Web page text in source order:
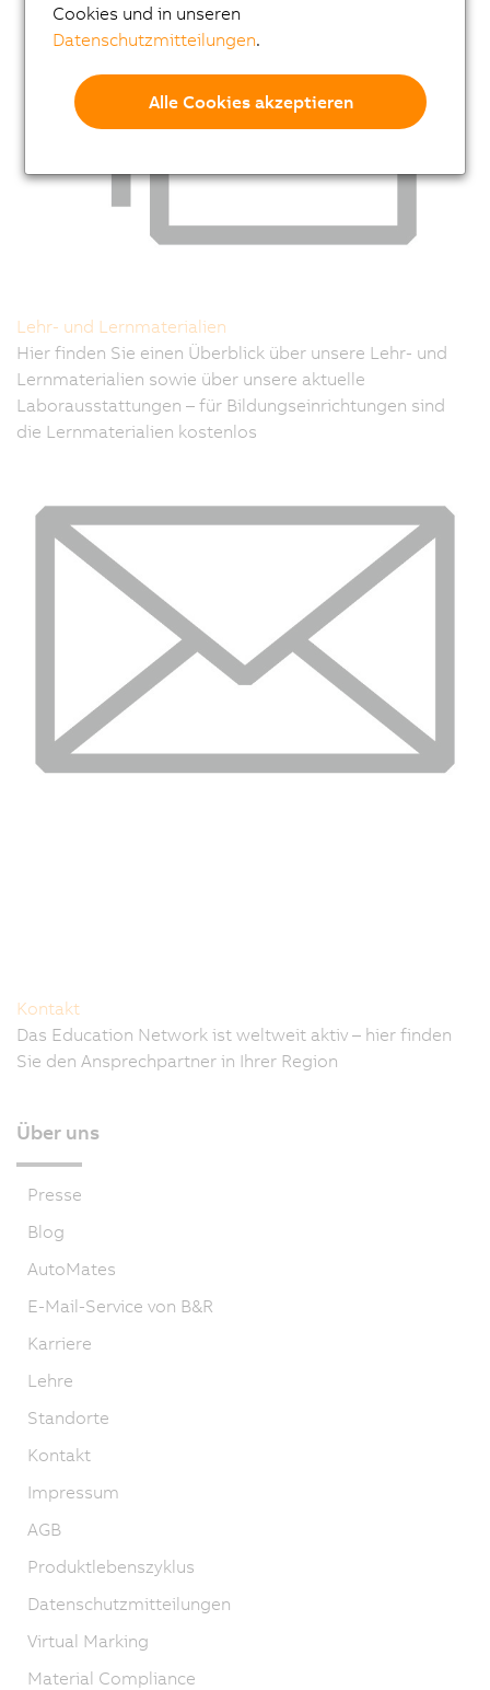
Lehr- und Lernmaterialien
Hier finden Sie einen Überblick über unsere Lehr- und
Lernmaterialien sowie über unsere aktuelle
Laborausstattungen – für Bildungseinrichtungen sind
die Lernmaterialien kostenlos
Kontakt
Das Education Network ist weltweit aktiv – hier finden
Sie den Ansprechpartner in Ihrer Region
Über uns
Presse
Blog
AutoMates
E-Mail-Service von B&R
Karriere
Lehre
Standorte
Kontakt
Impressum
AGB
Produktlebenszyklus
Datenschutzmitteilungen
Virtual Marking
Material Compliance
Cookies und in unseren
Datenschutzmitteilungen.
Alle Cookies akzeptieren